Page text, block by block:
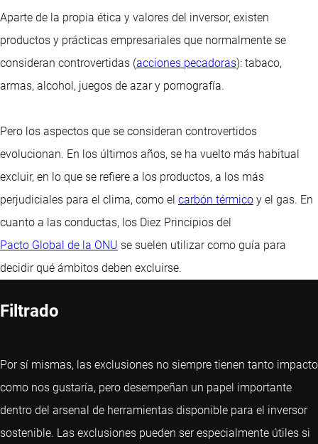
Aparte de la propia ética y valores del inversor, existen
productos y prácticas empresariales que normalmente se
consideran controvertidas (acciones pecadoras): tabaco,
armas, alcohol, juegos de azar y pornografía.
Pero los aspectos que se consideran controvertidos
evolucionan. En los últimos años, se ha vuelto más habitual
excluir, en lo que se refiere a los productos, a los más
perjudiciales para el clima, como el carbón térmico y el gas. En
cuanto a las conductas, los Diez Principios del
Pacto Global de la ONU se suelen utilizar como guía para
decidir qué ámbitos deben excluirse.
Filtrado
Por sí mismas, las exclusiones no siempre tienen tanto impacto
como nos gustaría, pero desempeñan un papel importante
dentro del arsenal de herramientas disponible para el inversor
sostenible. Las exclusiones pueden ser especialmente útiles si